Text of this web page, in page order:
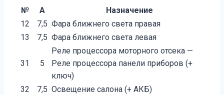
№ А
Назначение
12
7,5 Фара ближнего света правая
13
7,5 Фара ближнего света левая
31 5
Реле процессора моторного отсека —
Реле процессора панели приборов (+
ключ)
32
7,5 Освещение салона (+ АКБ)